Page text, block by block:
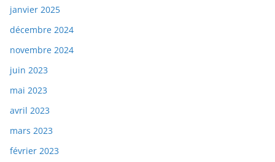
janvier 2025
décembre 2024
novembre 2024
juin 2023
mai 2023
avril 2023
mars 2023
février 2023